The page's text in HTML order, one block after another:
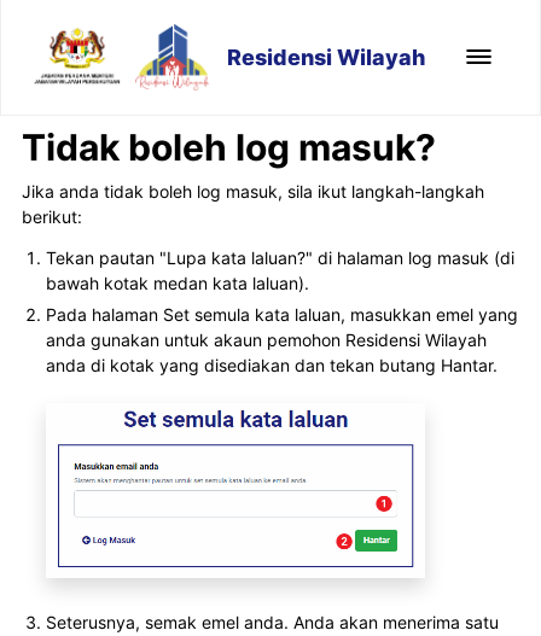
Residensi Wilayah
Tidak boleh log masuk?
Jika anda tidak boleh log masuk, sila ikut langkah-langkah
berikut:
Tekan pautan "Lupa kata laluan?" di halaman log masuk (di
bawah kotak medan kata laluan).
Pada halaman Set semula kata laluan, masukkan emel yang
anda gunakan untuk akaun pemohon Residensi Wilayah
anda di kotak yang disediakan dan tekan butang Hantar.
Seterusnya, semak emel anda. Anda akan menerima satu